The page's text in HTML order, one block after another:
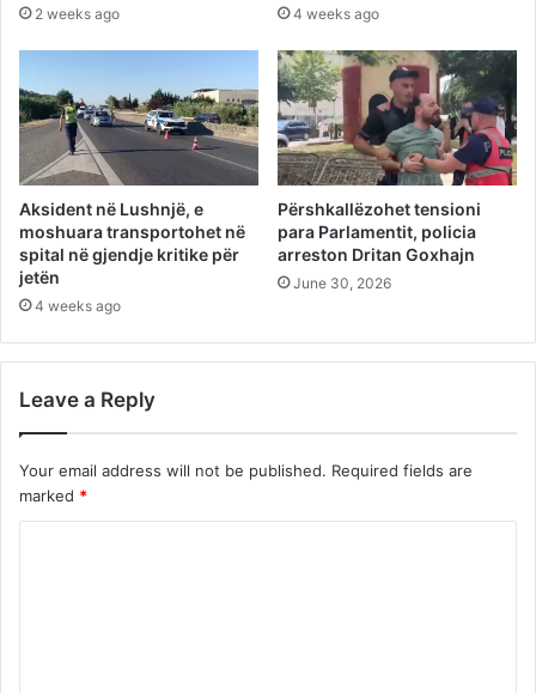
2 weeks ago 4 weeks ago
Aksident në Lushnjë, e
moshuara transportohet në
spital në gjendje kritike për
jetën
4 weeks ago
Përshkallëzohet tensioni
para Parlamentit, policia
arreston Dritan Goxhajn
June 30, 2026
Leave a Reply
Your email address will not be published. Required fields are
marked *